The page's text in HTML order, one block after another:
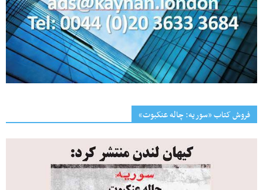
فروش کتاب «سوریه: چاله عنکبوت»